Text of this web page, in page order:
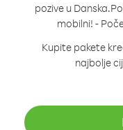
pozive u Danska.
mobilni! -
Kupite pakete
najbolje